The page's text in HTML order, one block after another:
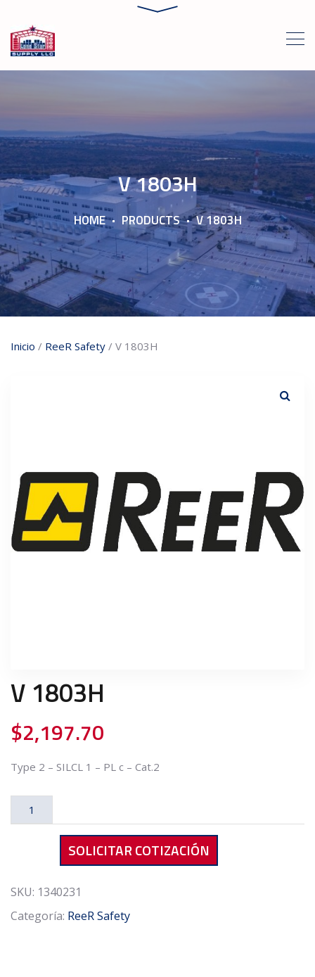
V 1803H
HOME PRODUCTS V 1803H
Inicio / ReeR Safety / V 1803H
V 1803H
$2,197.70
Type 2 – SILCL 1 – PL c – Cat.2
SOLICITAR COTIZACIÓN
SKU: 1340231
Categoría: ReeR Safety